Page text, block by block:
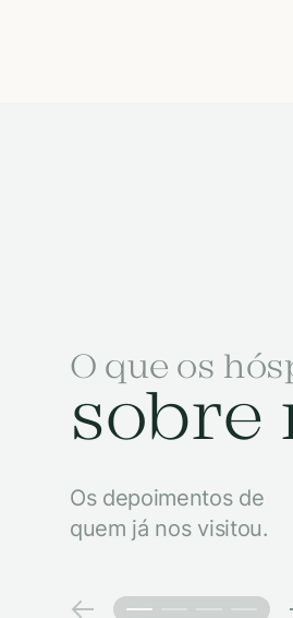
O que os
sobre
Os depoimentos de
quem já nos visitou.